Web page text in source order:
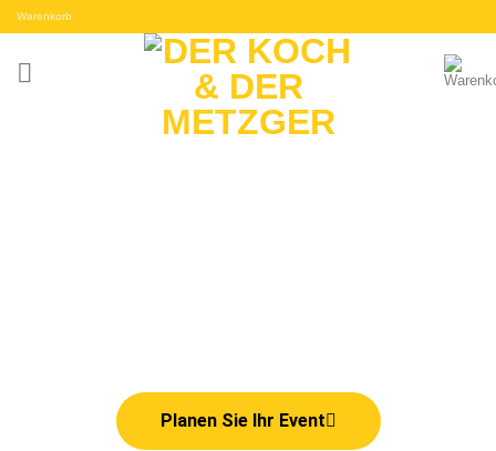
Warenkorb
Planen Sie Ihr Event